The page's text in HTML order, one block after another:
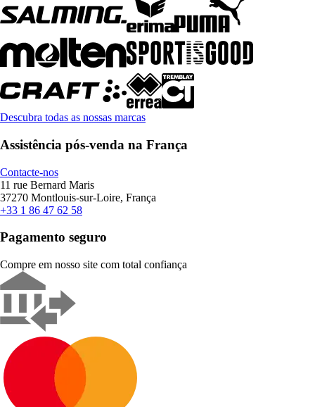
Descubra todas as nossas marcas
Assistência pós-venda na França
Contacte-nos
11 rue Bernard Maris
37270 Montlouis-sur-Loire, França
+33 1 86 47 62 58
Pagamento seguro
Compre em nosso site com total confiança